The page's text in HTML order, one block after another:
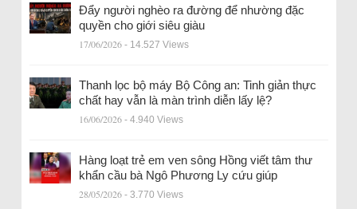
Đẩy người nghèo ra đường để nhường đặc
quyền cho giới siêu giàu
17/06/2026 - 14.527 Views
Thanh lọc bộ máy Bộ Công an: Tinh giản thực
chất hay vẫn là màn trình diễn lấy lệ?
16/06/2026 - 4.940 Views
Hàng loạt trẻ em ven sông Hồng viết tâm thư
khẩn cầu bà Ngô Phương Ly cứu giúp
28/05/2026 - 3.770 Views